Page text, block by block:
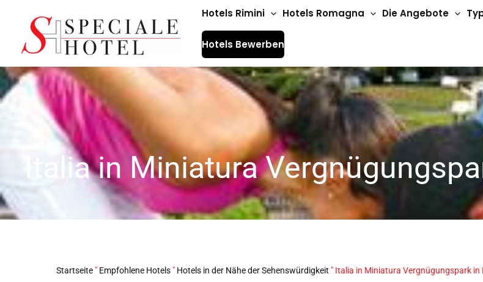
springen
Hotels Rimini Hotels Romagna Die Angebote
Hotels Bewerben
Italia in Miniatura
Startseite " Empfohlene Hotels " Hotels in der Nähe der Sehenswürdigkeit " Italia in Miniatura Vergnügungspark in